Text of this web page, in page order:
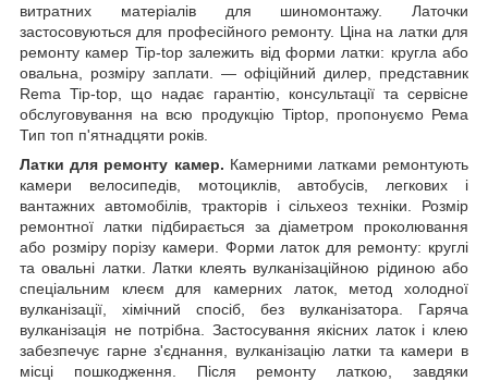
витратних матеріалів для шиномонтажу. Латочки
застосовуються для професійного ремонту. Ціна на латки для
ремонту камер Tip-top залежить від форми латки: кругла або
овальна, розміру заплати. — офіційний дилер, представник
Rema Tip-top, що надає гарантію, консультації та сервісне
обслуговування на всю продукцію Tiptop, пропонуємо Рема
Тип топ п'ятнадцяти років.
Латки для ремонту камер. Камерними латками ремонтують
камери велосипедів, мотоциклів, автобусів, легкових і
вантажних автомобілів, тракторів і сільхеоз техніки. Розмір
ремонтної латки підбирається за діаметром проколювання
або розміру порізу камери. Форми латок для ремонту: круглі
та овальні латки. Латки клеять вулканізаційною рідиною або
спеціальним клеєм для камерних латок, метод холодної
вулканізації, хімічний спосіб, без вулканізатора. Гаряча
вулканізація не потрібна. Застосування якісних латок і клею
забезпечує гарне з'єднання, вулканізацію латки та камери в
місці пошкодження. Після ремонту латкою, завдяки